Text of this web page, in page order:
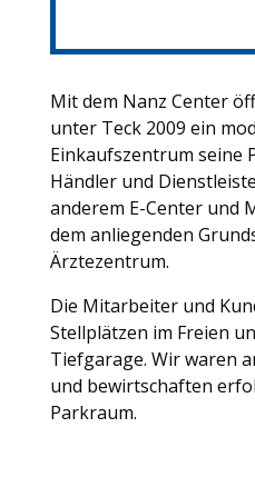
Mit dem Nanz Center
unter Teck 2009 ein
Einkaufszentrum seine
Händler und
anderem E-Center und
dem anliegenden
Ärztezentrum.
Die Mitarbeiter und
Stellplätzen im Freien
Tiefgarage. Wir waren
und bewirtschaften
Parkraum.